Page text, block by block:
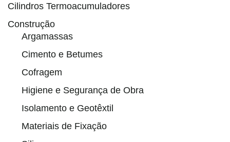
Cilindros Termoacumuladores
Construção
Argamassas
Cimento e Betumes
Cofragem
Higiene e Segurança de Obra
Isolamento e Geotêxtil
Materiais de Fixação